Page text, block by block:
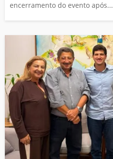
encerramento do evento após...